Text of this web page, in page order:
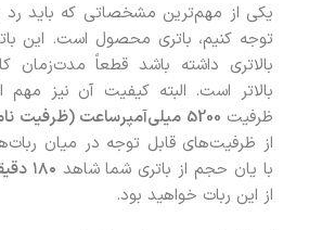
یکی از مهم‌ترین مشخصاتی که باید رد
توجه کنیم، باتری محصول است. این
بالاتری داشته باشد قطعاً مدت‌زمان
ظرفیت 5200 میلی‌آمپر‌ساعت (ظرفیت
از ظرفیت‌های قابل توجه در میان
با یان حجم از باتری شما شاهد ۱۸۰ دقیقه
از این ربات خواهید بود.